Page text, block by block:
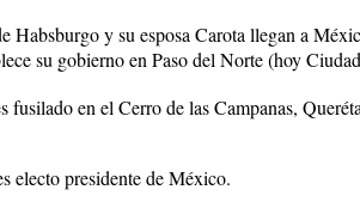
Habsburgo y su esposa Carota llegan a
su gobierno en Paso del Norte (hoy
fusilado en el Cerro de las Campanas,
electo presidente de México.